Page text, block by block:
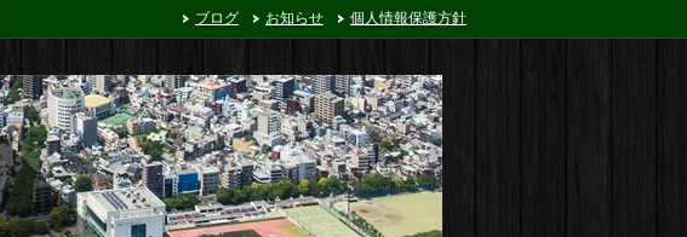
ブログ お知らせ 個人情報保護方針